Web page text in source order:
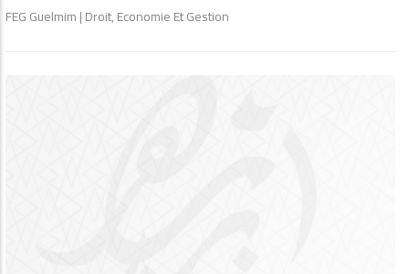
FEG Guelmim | Droit, Economie Et Gestion